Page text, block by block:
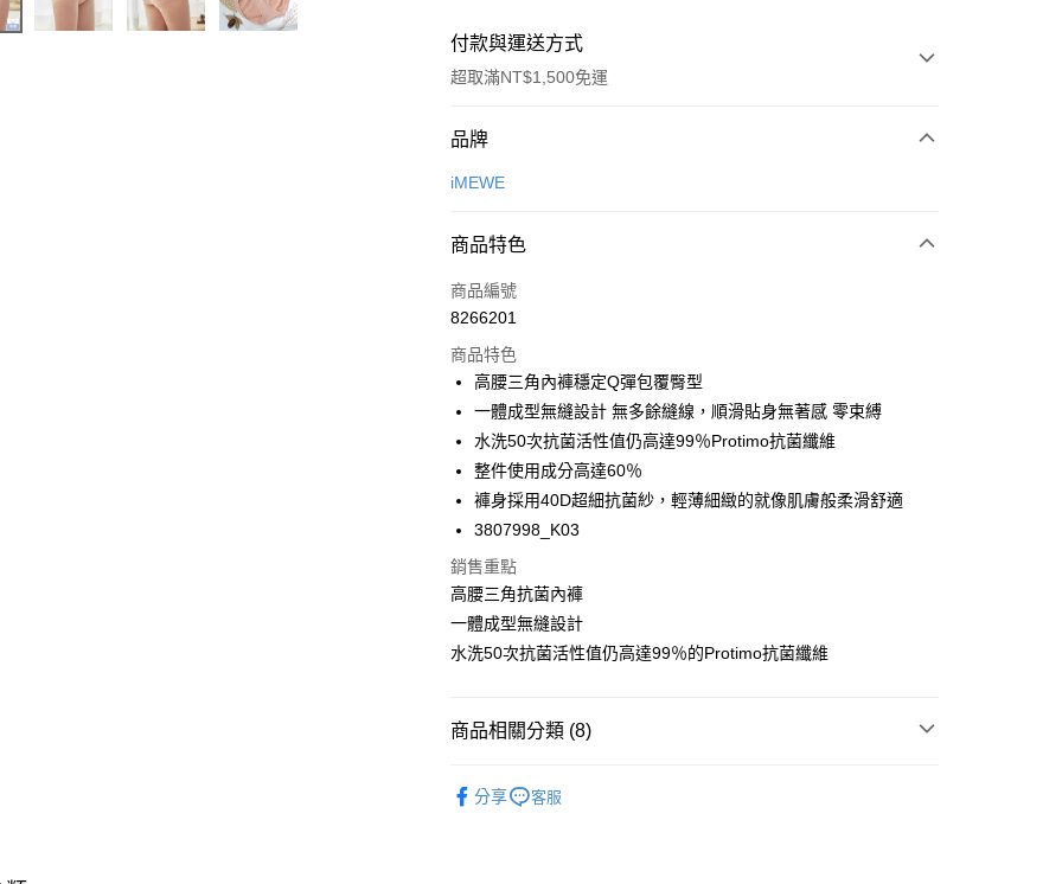
付款與運送方式
超取滿NT$1,500免運
付款方式
信用卡一次付款
Apple Pay
悠遊付
Google Pay
全支付
全盈+PAY
AFTEE先享後付
相關說明
【關於「AFTEE先享後付」】
AFTEE先享後付是「在收到商品之後才付款」的支付方式。 讓您購物簡單
便利好安心！
１．簡單：不需註冊會員、不需綁卡、不需儲值。
【「AFTEE先享後付」結帳流程】
２．訂單成立數日內，您將收到繳費通知簡訊。
ATM付款
全家取付
付款後全家取貨
品牌
iMEWE
商品特色
商品編號
8266201
商品特色
高腰三角內褲穩定Q彈包覆臀型
一體成型無縫設計 無多餘縫線，順滑貼身無著感 零束縛
水洗50次抗菌活性值仍高達99％Protimo抗菌纖維
整件使用成分高達60％
褲身採用40D超細抗菌紗，輕薄細緻的就像肌膚般柔滑舒適
3807998_K03
銷售重點
高腰三角抗菌內褲
一體成型無縫設計
水洗50次抗菌活性值仍高達99％的Protimo抗菌纖維
商品相關分類 (8)
分享 客服